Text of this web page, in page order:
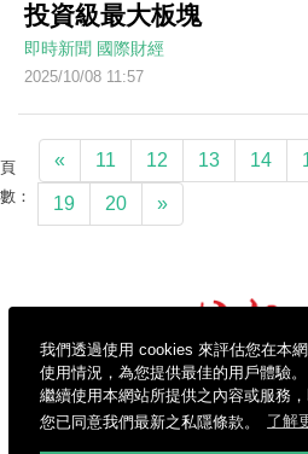
我們透過使用 cookies 來評估您在本
使用情況，為您提供最佳的用戶體驗
繼續使用本網站所提供之內容或服務
您已同意我們最新之私隱條款。
了解
投資級最大板塊
即時新聞 國際財經
2025/10/08 11:57
頁
數：
« 11 12 13 14
19 20 »
信報財經新聞有限公司版權
Copyright © 2026 Hong Kong